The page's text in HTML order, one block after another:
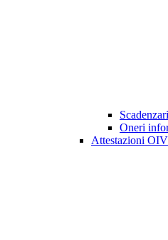
Oneri
Attestazioni